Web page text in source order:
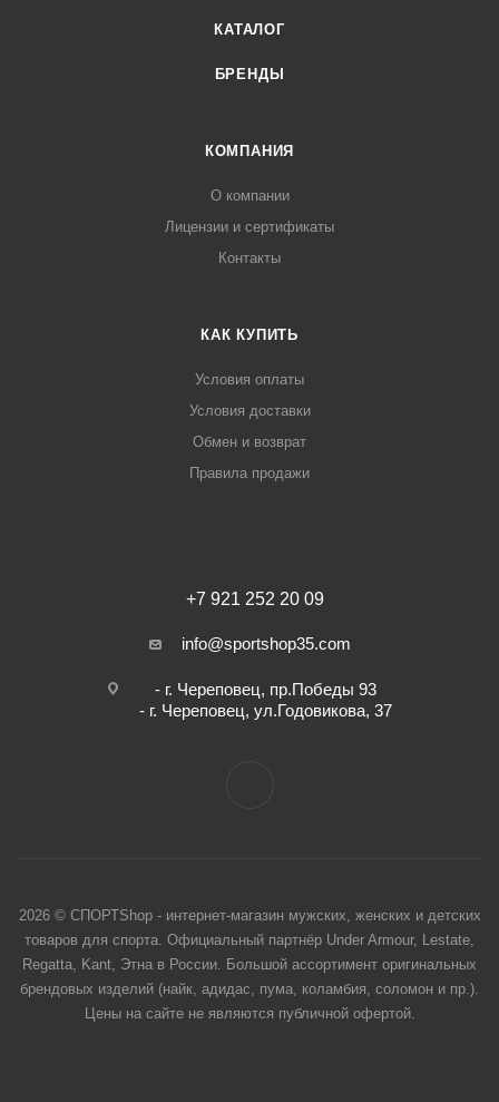
КАТАЛОГ
БРЕНДЫ
КОМПАНИЯ
О компании
Лицензии и сертификаты
Контакты
КАК КУПИТЬ
Условия оплаты
Условия доставки
Обмен и возврат
Правила продажи
+7 921 252 20 09
info@sportshop35.com
- г. Череповец, пр.Победы 93
- г. Череповец, ул.Годовикова, 37
2026 © СПОРТShop - интернет-магазин мужских, женских и детских
товаров для спорта. Официальный партнёр Under Armour, Lestate,
Regatta, Kant, Этна в России. Большой ассортимент оригинальных
брендовых изделий (найк, адидас, пума, коламбия, соломон и пр.).
Цены на сайте не являются публичной офертой.